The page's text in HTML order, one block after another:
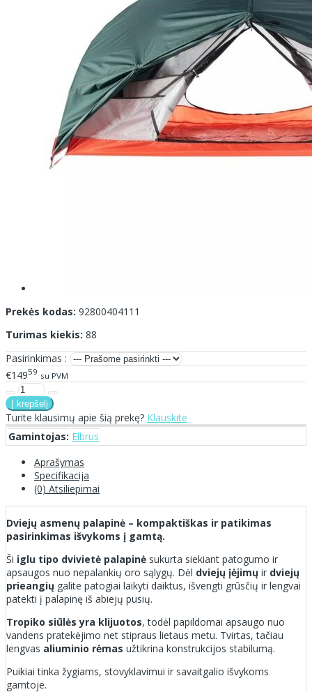
Prekės kodas: 92800404111
Turimas kiekis: 88
Pasirinkimas :
€14959 su PVM
Turite klausimų apie šią prekę? Klauskite
Gamintojas: Elbrus
Aprašymas
Specifikacija
(0) Atsiliepimai
Dviejų asmenų palapinė – kompaktiškas ir patikimas
pasirinkimas išvykoms į gamtą.
Ši iglu tipo dvivietė palapinė sukurta siekiant patogumo ir
apsaugos nuo nepalankių oro sąlygų. Dėl dviejų įėjimų ir dviejų
prieangių galite patogiai laikyti daiktus, išvengti grūsčių ir lengvai
patekti į palapinę iš abiejų pusių.
Tropiko siūlės yra klijuotos, todėl papildomai apsaugo nuo
vandens pratekėjimo net stipraus lietaus metu. Tvirtas, tačiau
lengvas aliuminio rėmas užtikrina konstrukcijos stabilumą.
Puikiai tinka žygiams, stovyklavimui ir savaitgalio išvykoms
gamtoje.